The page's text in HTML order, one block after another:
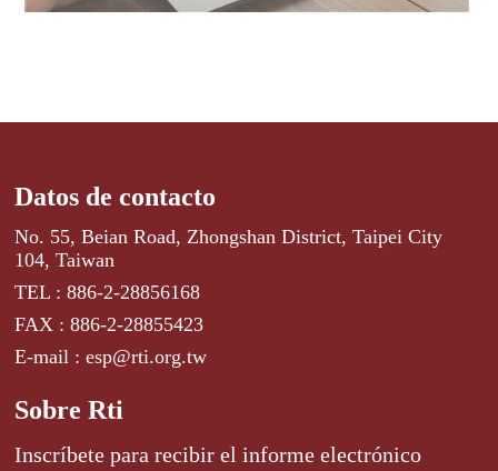
Datos de contacto
No. 55, Beian Road, Zhongshan District, Taipei City
104, Taiwan
TEL : 886-2-28856168
FAX : 886-2-28855423
E-mail : esp@rti.org.tw
Sobre Rti
Inscríbete para recibir el informe electrónico